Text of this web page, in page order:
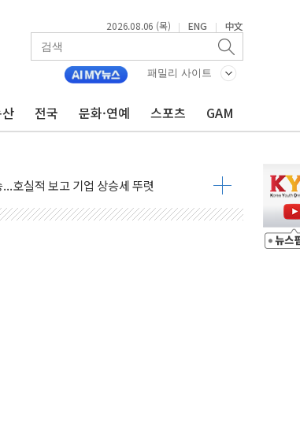
2026.08.06 (목) | ENG | 中文
패밀리 사이트
전국 문화·연예 스포츠 GAM
대시↑ VS 샌디스크·피그마·앱러빈↓
조세...웨스턴디지털·샌디스크↓
점검회의
호실적 보고 기업 상승세 뚜렷
격… 시민들 공포감 극대화 전략
…숨은 차입이 더 큰 변수"
압 중
대민 봉사
사… 올해 10번째·42일 만 도발
반군·마약카르텔이 습득해 전투 활용